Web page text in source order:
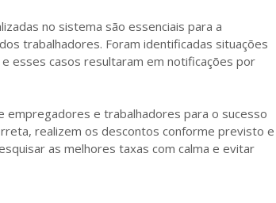
no sistema são essenciais para a
trabalhadores. Foram identificadas situações
esses casos resultaram em notificações por
empregadores e trabalhadores para o sucesso
realizem os descontos conforme previsto e
as melhores taxas com calma e evitar